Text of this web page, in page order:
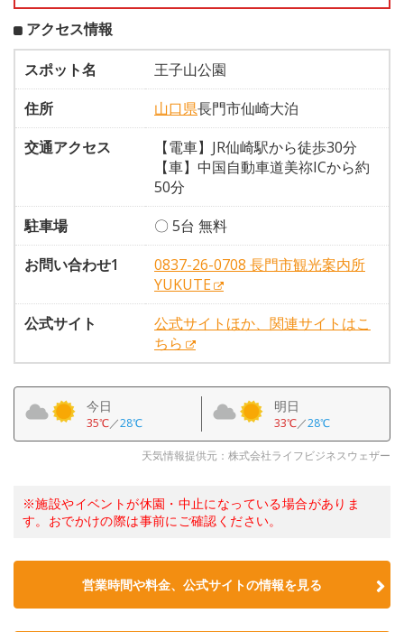
アクセス情報
スポット名
王子山公園
住所
山口県長門市仙崎大泊
交通アクセス
【電車】JR仙崎駅から徒歩30分
【車】中国自動車道美祢ICから約
50分
駐車場
〇 5台 無料
お問い合わせ1
0837-26-0708 長門市観光案内所
YUKUTE
公式サイト
公式サイトほか、関連サイトはこ
ちら
今日
35℃／28℃
明日
33℃／28℃
天気情報提供元：株式会社ライフビジネスウェザー
※施設やイベントが休園・中止になっている場合がありま
す。おでかけの際は事前にご確認ください。
営業時間や料金、公式サイトの情報を見る